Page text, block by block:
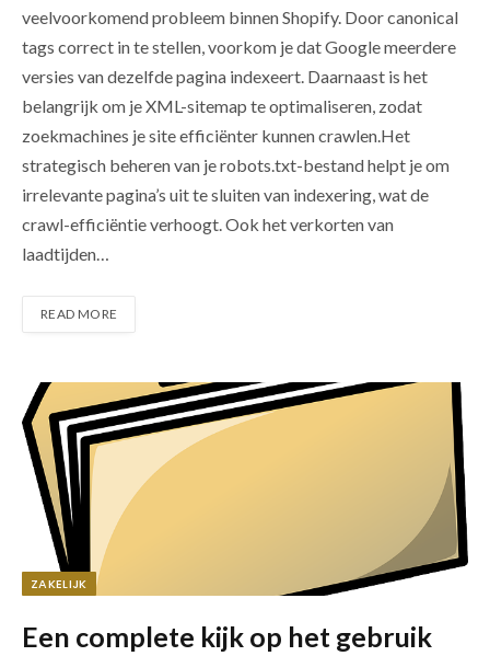
veelvoorkomend probleem binnen Shopify. Door canonical
tags correct in te stellen, voorkom je dat Google meerdere
versies van dezelfde pagina indexeert. Daarnaast is het
belangrijk om je XML-sitemap te optimaliseren, zodat
zoekmachines je site efficiënter kunnen crawlen.Het
strategisch beheren van je robots.txt-bestand helpt je om
irrelevante pagina’s uit te sluiten van indexering, wat de
crawl-efficiëntie verhoogt. Ook het verkorten van
laadtijden…
READ MORE
ZAKELIJK
Een complete kijk op het gebruik